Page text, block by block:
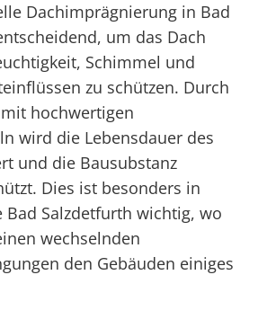
Dachimprägnierung in Bad
um das Dach
Schimmel und
zu schützen. Durch
hochwertigen
wird die Lebensdauer des
und die Bausubstanz
Dies ist besonders in
Bad Salzdetfurth wichtig, wo
wechselnden
den Gebäuden einiges